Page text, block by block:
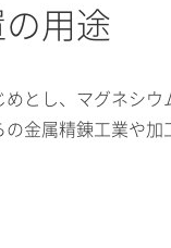
用途
とし、マグネシ
金属精錬工業や